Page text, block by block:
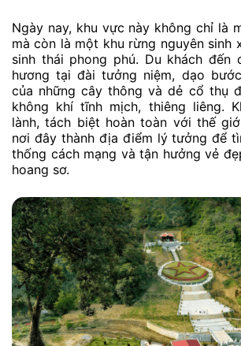
Ngày nay, khu vực này không chỉ là
mà còn là một khu rừng nguyên sinh
sinh thái phong phú. Du khách đến
hương tại đài tưởng niệm, dạo
của những cây thông và dẻ cổ thụ
không khí tĩnh mịch, thiêng liêng.
lành, tách biệt hoàn toàn với thế
nơi đây thành địa điểm lý tưởng để
thống cách mạng và tận hưởng vẻ
hoang sơ.